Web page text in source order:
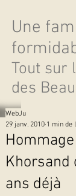
Une
Tout sur
des
Khorsand
ans déjà
WebJu
29 janv. 2010 1 min de